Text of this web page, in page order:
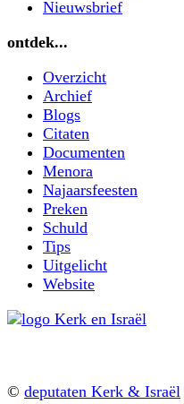
Nieuwsbrief
ontdek...
Overzicht
Archief
Blogs
Citaten
Documenten
Menora
Najaarsfeesten
Preken
Schuld
Tips
Uitgelicht
Website
© deputaten Kerk & Israël